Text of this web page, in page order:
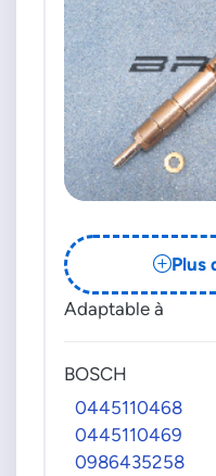
Plus
Adaptable à
BOSCH
0445110468
0445110469
0986435258